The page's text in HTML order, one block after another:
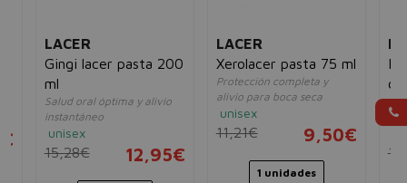
LACER
Gingi lacer pasta 200
ml
Salud oral óptima y alivio
instantáneo
unisex
15,28€ 12,95€
LACER
Xerolacer pasta 75 ml
Protección completa y
alivio para boca seca
unisex
11,21€ 9,50€
1 unidades